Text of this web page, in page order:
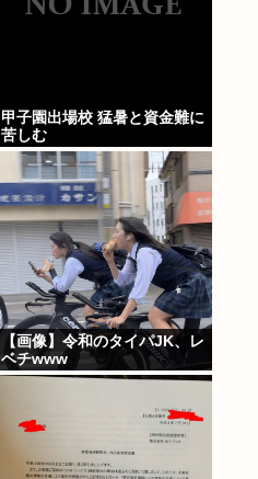
甲子園出場校 猛暑と資金難に
苦しむ
【画像】令和のタイパJK、レ
ベチwww